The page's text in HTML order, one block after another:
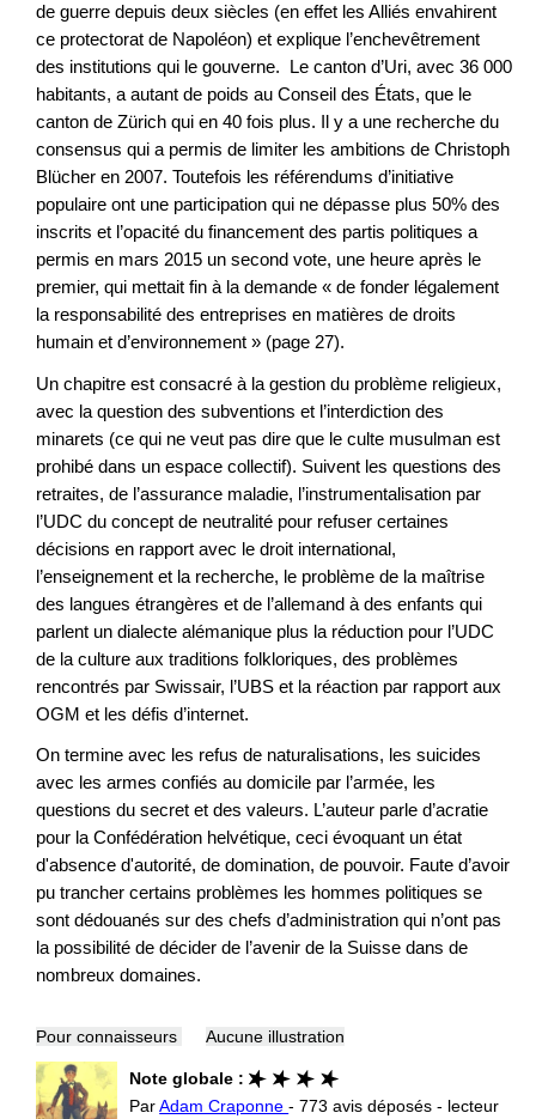
de guerre depuis deux siècles (en effet les Alliés envahirent
ce protectorat de Napoléon) et explique l’enchevêtrement
des institutions qui le gouverne. Le canton d’Uri, avec 36 000
habitants, a autant de poids au Conseil des États, que le
canton de Zürich qui en 40 fois plus. Il y a une recherche du
consensus qui a permis de limiter les ambitions de Christoph
Blücher en 2007. Toutefois les référendums d’initiative
populaire ont une participation qui ne dépasse plus 50% des
inscrits et l’opacité du financement des partis politiques a
permis en mars 2015 un second vote, une heure après le
premier, qui mettait fin à la demande « de fonder légalement
la responsabilité des entreprises en matières de droits
humain et d’environnement » (page 27).
Un chapitre est consacré à la gestion du problème religieux,
avec la question des subventions et l’interdiction des
minarets (ce qui ne veut pas dire que le culte musulman est
prohibé dans un espace collectif). Suivent les questions des
retraites, de l’assurance maladie, l’instrumentalisation par
l’UDC du concept de neutralité pour refuser certaines
décisions en rapport avec le droit international,
l’enseignement et la recherche, le problème de la maîtrise
des langues étrangères et de l’allemand à des enfants qui
parlent un dialecte alémanique plus la réduction pour l’UDC
de la culture aux traditions folkloriques, des problèmes
rencontrés par Swissair, l’UBS et la réaction par rapport aux
OGM et les défis d’internet.
On termine avec les refus de naturalisations, les suicides
avec les armes confiés au domicile par l’armée, les
questions du secret et des valeurs. L’auteur parle d’acratie
pour la Confédération helvétique, ceci évoquant un état
d'absence d'autorité, de domination, de pouvoir. Faute d’avoir
pu trancher certains problèmes les hommes politiques se
sont dédouanés sur des chefs d’administration qui n’ont pas
la possibilité de décider de l’avenir de la Suisse dans de
nombreux domaines.
Pour connaisseurs Aucune illustration
Note globale :
ParAdam Craponne- 773 avis déposés - lecteur